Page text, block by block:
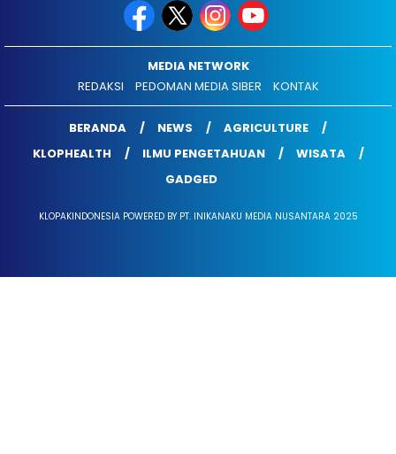
MEDIA NETWORK
REDAKSI
PEDOMAN MEDIA SIBER KONTAK
BERANDA NEWS
AGRICULTURE
KLOPHEALTH
ILMU PENGETAHUAN
WISATA
GADGED
KLOPAKINDONESIA POWERED BY PT. INIKANAKU MEDIA NUSANTARA 2025